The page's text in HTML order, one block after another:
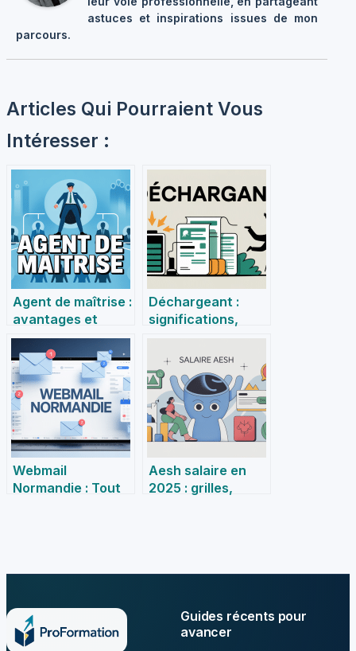
astuces et inspirations issues de mon
parcours.
Articles Qui Pourraient Vous
Intéresser :
Agent de maîtrise :
avantages et
inconvénients
détaillés pour
votre carrière
Déchargeant :
significations,
dans la vie
quotidienne
Webmail
Normandie : Tout
Aesh salaire en
2025 : grilles,
Guides récents pour
avancer